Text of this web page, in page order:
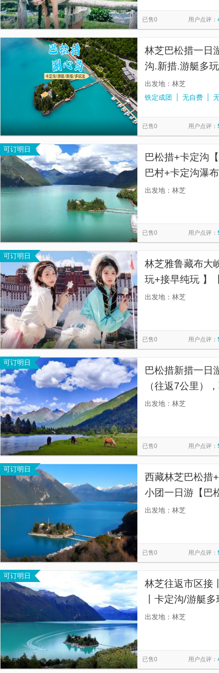
已售0 用户点评：
林芝巴松措一日
沟.新措.游艇多
出发地：林芝
铁定成团
无自费
已售0 用户点评：
可订明日
巴松措+卡定沟
巴村+卡定沟瀑
出发地：林芝
已售0 用户点评：
可订明日
林芝雅鲁藏布大
玩+接早纯玩 】
藏布大峡谷与索
出发地：林芝
已售0 用户点评：
可订明日
巴松措新措一日
（往返7公里）
出发地：林芝
已售0 用户点评：
可订明日
西藏林芝巴松措
小团一日游【巴
定沟】
出发地：林芝
已售0 用户点评：
可订明日
林芝往返市区接
丨卡定沟/游艇
发，巴松措为核
出发地：林芝
已售0 用户点评：